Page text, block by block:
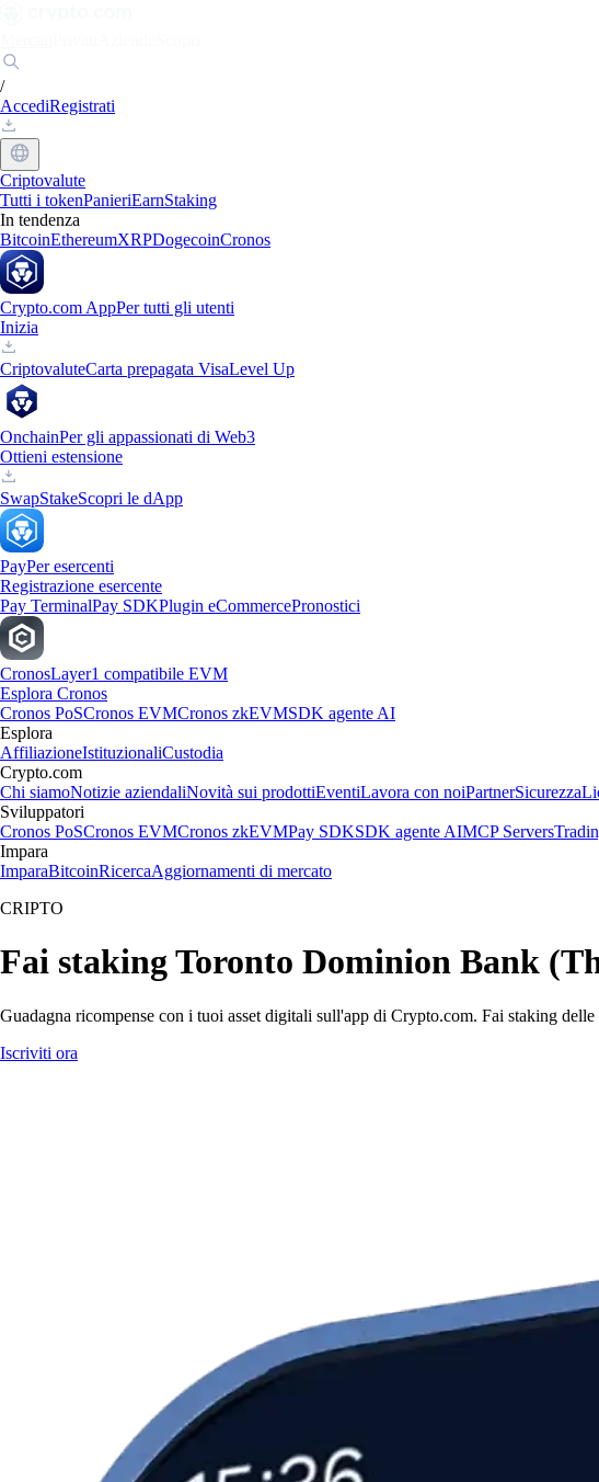
/
AccediRegistrati
Criptovalute
Tutti i tokenPanieriEarnStaking
In tendenza
BitcoinEthereumXRPDogecoinCronos
Crypto.com AppPer tutti gli utenti
Inizia
CriptovaluteCarta prepagata VisaLevel Up
OnchainPer gli appassionati di Web3
Ottieni estensione
SwapStakeScopri le dApp
PayPer esercenti
Registrazione esercente
Pay TerminalPay SDKPlugin eCommercePronostici
CronosLayer1 compatibile EVM
Esplora Cronos
Cronos PoSCronos EVMCronos zkEVMSDK agente AI
Esplora
AffiliazioneIstituzionaliCustodia
Crypto.com
Chi siamoNotizie aziendaliNovità sui prodottiEventiLavora con noiPartnerSicurezza
Sviluppatori
Cronos PoSCronos EVMCronos zkEVMPay SDKSDK agente AIMCP Servers
Impara
ImparaBitcoinRicercaAggiornamenti di mercato
CRIPTO
Fai staking Toronto Dominion Bank
Guadagna ricompense con i tuoi asset digitali sull'app di Crypto.com. Fai staking
Iscriviti ora